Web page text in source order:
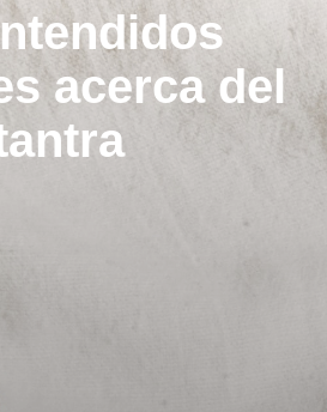
acerca del